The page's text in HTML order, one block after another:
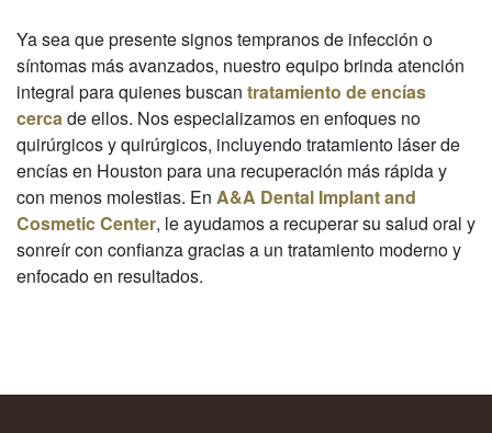
Ya sea que presente signos tempranos de infección o
síntomas más avanzados, nuestro equipo brinda atención
integral para quienes buscan tratamiento de encías
cercade ellos. Nos especializamos en enfoques no
quirúrgicos y quirúrgicos, incluyendo tratamiento láser de
encías en Houston para una recuperación más rápida y
con menos molestias. En A&A Dental Implant and
Cosmetic Center, le ayudamos a recuperar su salud oral y
sonreír con confianza gracias a un tratamiento moderno y
enfocado en resultados.